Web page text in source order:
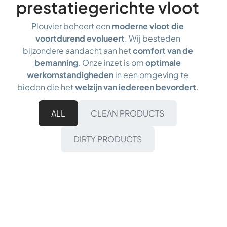
prestatiegerichte vloot
Plouvier beheert een moderne vloot die
voortdurend evolueert. Wij besteden
bijzondere aandacht aan hetcomfort van de
bemanning. Onze inzet is omoptimale
werkomstandighedenin een omgeving te
bieden die hetwelzijn van iedereen bevordert.
CLEAN PRODUCTS
DIRTY PRODUCTS
ALL